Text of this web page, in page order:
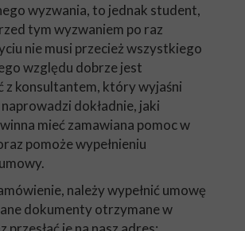
wyzwania, to jednak student,
tym wyzwaniem po raz
nie musi przecież wszystkiego
względu dobrze jest
z konsultantem, który wyjaśni
dokładnie, jaki
mieć zamawiana pomoc w
pomoże wypełnieniu
należy wypełnić umowę
dokumenty otrzymane w